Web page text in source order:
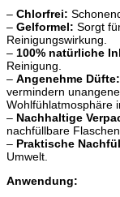
– Chlorfrei:
– Gelformel: Sorgt
Reinigungswirkung.
– 100% natürliche
Reinigung.
– Angenehme Düfte:
vermindern
Wohlfühlatmosphäre
– Nachhaltige
nachfüllbare
– Praktische
Umwelt.
Anwendung: